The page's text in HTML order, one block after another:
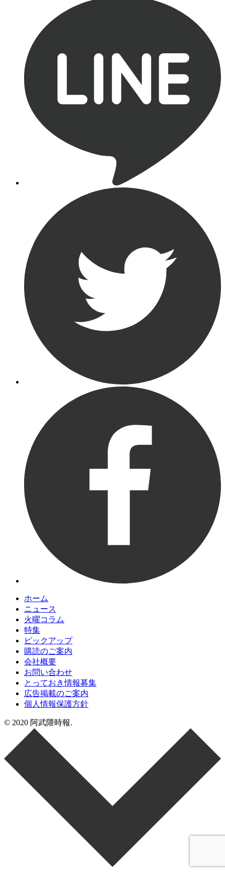
ホーム
ニュース
火曜コラム
特集
ピックアップ
購読のご案内
会社概要
お問い合わせ
とっておき情報募集
広告掲載のご案内
個人情報保護方針
© 2020 阿武隈時報.